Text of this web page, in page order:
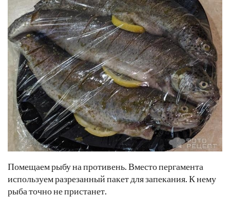
Помещаем рыбу на противень. Вместо пергамента
используем разрезанный пакет для запекания. К нему
рыба точно не пристанет.